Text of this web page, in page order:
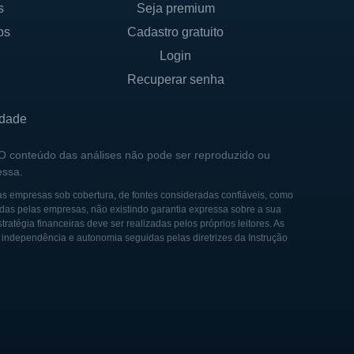
Services, que detém
contínuo da
para a Magal, que
As parcerias estratégicas
em se manter na
focada em soluções
Seja premium
Cadastro gratuito
Login
Recuperar senha
conteúdo das análises não pode ser reproduzido ou
sob cobertura, de fontes consideradas confiáveis, como
pelas empresas, não existindo garantia expressa sobre a sua
financeiras deve ser realizadas pelos próprios leitores. As
e autonomia seguidas pelas diretrizes da Instrução